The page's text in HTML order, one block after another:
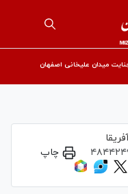
میدان علیخانی اصفهان
چاپ